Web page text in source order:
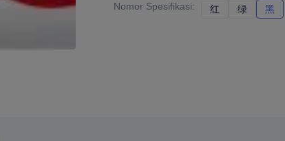
Nomor Spesifikasi: 红 绿 黑